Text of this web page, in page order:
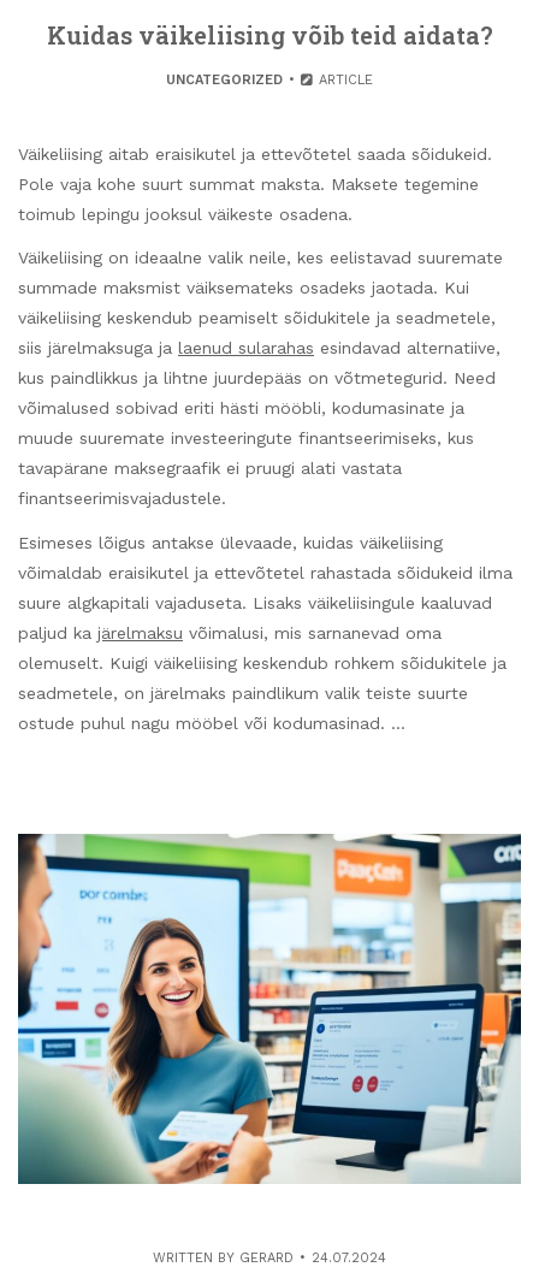
Kuidas väikeliising võib teid aidata?
UNCATEGORIZED ARTICLE
Väikeliising aitab eraisikutel ja ettevõtetel saada sõidukeid.
Pole vaja kohe suurt summat maksta. Maksete tegemine
toimub lepingu jooksul väikeste osadena.
Väikeliising on ideaalne valik neile, kes eelistavad suuremate
summade maksmist väiksemateks osadeks jaotada. Kui
väikeliising keskendub peamiselt sõidukitele ja seadmetele,
siis järelmaksuga ja laenud sularahas esindavad alternatiive,
kus paindlikkus ja lihtne juurdepääs on võtmetegurid. Need
võimalused sobivad eriti hästi mööbli, kodumasinate ja
muude suuremate investeeringute finantseerimiseks, kus
tavapärane maksegraafik ei pruugi alati vastata
finantseerimisvajadustele.
Esimeses lõigus antakse ülevaade, kuidas väikeliising
võimaldab eraisikutel ja ettevõtetel rahastada sõidukeid ilma
suure algkapitali vajaduseta. Lisaks väikeliisingule kaaluvad
paljud ka järelmaksu võimalusi, mis sarnanevad oma
olemuselt. Kuigi väikeliising keskendub rohkem sõidukitele ja
seadmetele, on järelmaks paindlikum valik teiste suurte
ostude puhul nagu mööbel või kodumasinad. …
WRITTEN BY GERARD 24.07.2024